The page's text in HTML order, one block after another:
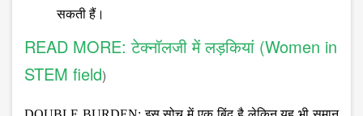
सकती हैं।
READ MORE: टेक्नॉलजी में लड़कियां (Women in
STEM field)